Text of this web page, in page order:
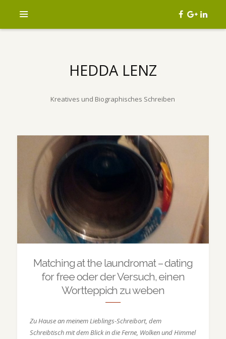
HEDDA LENZ
Kreatives und Biographisches Schreiben
Matching at the laundromat – dating
for free oder der Versuch, einen
Wortteppich zu weben
Zu Hause an meinem Lieblings-Schreibort, dem
Schreibtisch mit dem Blick in die Ferne, Wolken und Himmel